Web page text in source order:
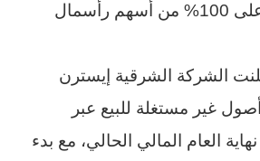
إجباري للاستحواذ على 100% من أسهم رأسمال
الشركة الشرقية إيسترن
غير مستغلة للبيع عبر
العام المالي الحالي، مع بدء